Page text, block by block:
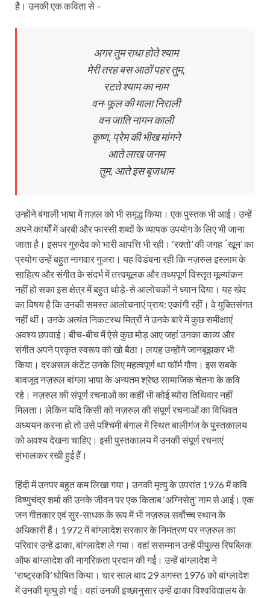
है। उनकी एक कविता से –
अगर तुम राधा होते श्याम
मेरी तरह बस आठों पहर तुम,
रटते श्याम का नाम
वन-फूल की माला निराली
वन जाति नागन काली
कृष्ण, प्रेम की भीख मांगने
आते लाख जनम
तुम, आते इस बृजधाम
उन्होंने बंगाली भाषा में ग़ज़ल को भी समृद्ध किया। एक पुस्तक भी आई। उन्हें
अपने कार्यों में अरबी और फारसी शब्दों के व्यापक उपयोग के लिए भी जाना
जाता है। इसपर गुरुदेव को भारी आपत्ति भी रही। ‘रक्तो’ की जगह ॱखून’ का
प्रयोग उन्हें बहुत नागवार गुजरा। यह विडंबना रही कि नज़रुल इस्लाम के
साहित्य और संगीत के संदर्भ में तत्त्वमूलक और तथ्यपूर्ण विस्तृत मूल्यांकन
नहीं हो सका इस क्षेत्र में बहुत थोड़े-से आलोचकों ने ध्यान दिया। यह खेद
का विषय है कि उनकी समस्त आलोचनाएं प्राय: एकांगी रहीं। वे युक्तिसंगत
नहीं थीं। उनके अत्यंत निकटस्थ मित्रों ने उनके बारे में कुछ समीक्षाएं
अवश्य छपवाई। बीच-बीच में ऐसे कुछ मोड़ आए जहां उनका काव्य और
संगीत अपने प्रकृत स्वरूप को खो बैठा। लयह उन्होंने जानबूझकर भी
किया। दरअसल कंटेंट उनके लिए महत्वपूर्ण था फॉर्म गौण। इस सबके
बावजूद नज़रुल बांग्ला भाषा के अन्यतम श्रेष्ठ सामाजिक चेतना के कवि
रहे। नज़रुल की संपूर्ण रचनाओं का कहीं भी कोई ब्योरा तिथिवार नहीं
मिलता। लेकिन यदि किसी को नज़रुल की संपूर्ण रचनाओं का विधिवत
अध्ययन करना हो तो उसे पश्चिमी बंगाल में स्थित बालीगंज के पुस्तकालय
को अवश्य देखना चाहिए। इसी पुस्तकालय में उनकी संपूर्ण रचनाएं
संभालकर रखी हुई हैं।
हिंदी में उनपर बहुत कम लिखा गया। उनकी मृत्यु के उपरांत 1976 में कवि
विष्णुचंद्र शर्मा की उनके जीवन पर एक किताब ‘अग्निसेतु’ नाम से आई। एक
जन गीतकार एवं सुर-साधक के रूप में भी नज़रुल सर्वोच्च स्थान के
अधिकारी हैं। 1972 में बांग्लादेश सरकार के निमंत्रण पर नज़रुल का
परिवार उन्हें ढाका, बांग्लादेश ले गया। वहां ससम्मान उन्हें पीपुल्स रिपब्लिक
ऑफ बांग्लादेश की नागरिकता प्रदान की गई। उन्हें बांग्लादेश ने
‘राष्ट्रकवि’ घोषित किया। चार साल बाद 29 अगस्त 1976 को बांग्लादेश
में उनकी मृत्यु हो गई। वहां उनकी इच्छानुसार उन्हें ढाका विश्वविद्यालय के